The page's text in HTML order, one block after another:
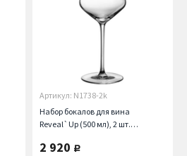
Артикул: N1738-2k
Набор бокалов для вина
Reveal`Up (500 мл), 2 шт.
2 920 руб.